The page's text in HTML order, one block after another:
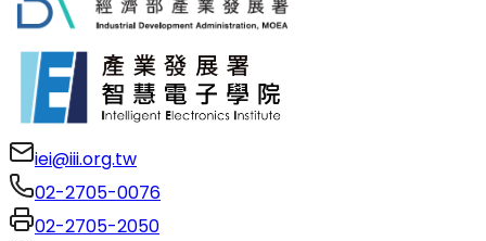
iei@iii.org.tw
02-2705-0076
02-2705-2050